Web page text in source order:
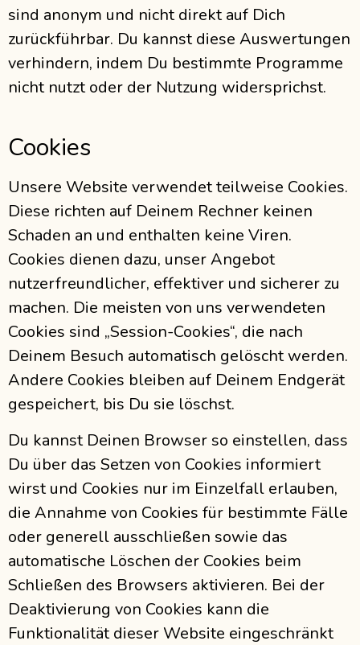
sind anonym und nicht direkt auf Dich
zurückführbar. Du kannst diese Auswertungen
verhindern, indem Du bestimmte Programme
nicht nutzt oder der Nutzung widersprichst.
Cookies
Unsere Website verwendet teilweise Cookies.
Diese richten auf Deinem Rechner keinen
Schaden an und enthalten keine Viren.
Cookies dienen dazu, unser Angebot
nutzerfreundlicher, effektiver und sicherer zu
machen. Die meisten von uns verwendeten
Cookies sind „Session-Cookies“, die nach
Deinem Besuch automatisch gelöscht werden.
Andere Cookies bleiben auf Deinem Endgerät
gespeichert, bis Du sie löschst.
Du kannst Deinen Browser so einstellen, dass
Du über das Setzen von Cookies informiert
wirst und Cookies nur im Einzelfall erlauben,
die Annahme von Cookies für bestimmte Fälle
oder generell ausschließen sowie das
automatische Löschen der Cookies beim
Schließen des Browsers aktivieren. Bei der
Deaktivierung von Cookies kann die
Funktionalität dieser Website eingeschränkt